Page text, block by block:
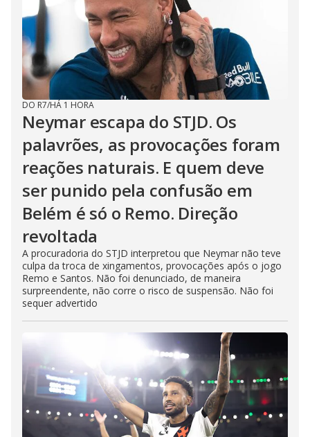
DO R7/HÁ 1 HORA
Neymar escapa do STJD. Os
palavrões, as provocações foram
reações naturais. E quem deve
ser punido pela confusão em
Belém é só o Remo. Direção
revoltada
A procuradoria do STJD interpretou que Neymar não teve
culpa da troca de xingamentos, provocações após o jogo
Remo e Santos. Não foi denunciado, de maneira
surpreendente, não corre o risco de suspensão. Não foi
sequer advertido